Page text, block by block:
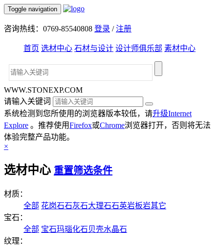
Toggle navigation
咨询热线：0769-85540808 登录 /注册
首页 选材中心 石材与设计 设计师俱乐部 素材中心
WWW.STONEXP.COM
请输入关键词
系统检测到您所使用的浏览器版本较低，请升级Internet
Explore 。推荐使用Firefox或Chrome浏览器打开，否则将无法
体验完整产品功能。
×
选材中心 重置筛选条件
材质：
全部 花岗石石灰石大理石石英岩板岩其它
宝石：
全部 宝石玛瑙化石贝壳水晶石
纹理：